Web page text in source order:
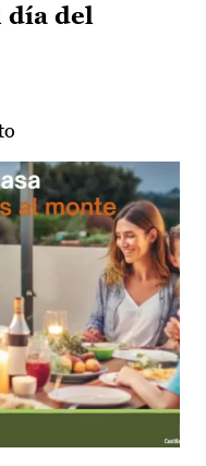
día del